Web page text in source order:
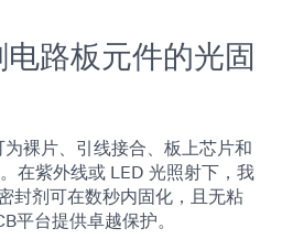
路板元件的光固
裸片、引线接合、板上芯片和
在紫外线或 LED 光照射下，我
封剂可在数秒内固化，且无粘
平台提供卓越保护。